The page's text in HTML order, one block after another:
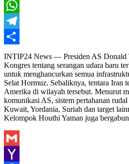
X
WhatsApp
Telegram
Share
INTIP24 News — Presiden AS Donald
Kongres tentang serangan udara baru
untuk menghancurkan semua
Selat Hormuz. Sebaliknya, tentara Iran
Amerika di wilayah tersebut. Menurut
komunikasi AS, sistem pertahanan
Kuwait, Yordania, Suriah dan target
Kelompok Houthi Yaman juga
Gmail